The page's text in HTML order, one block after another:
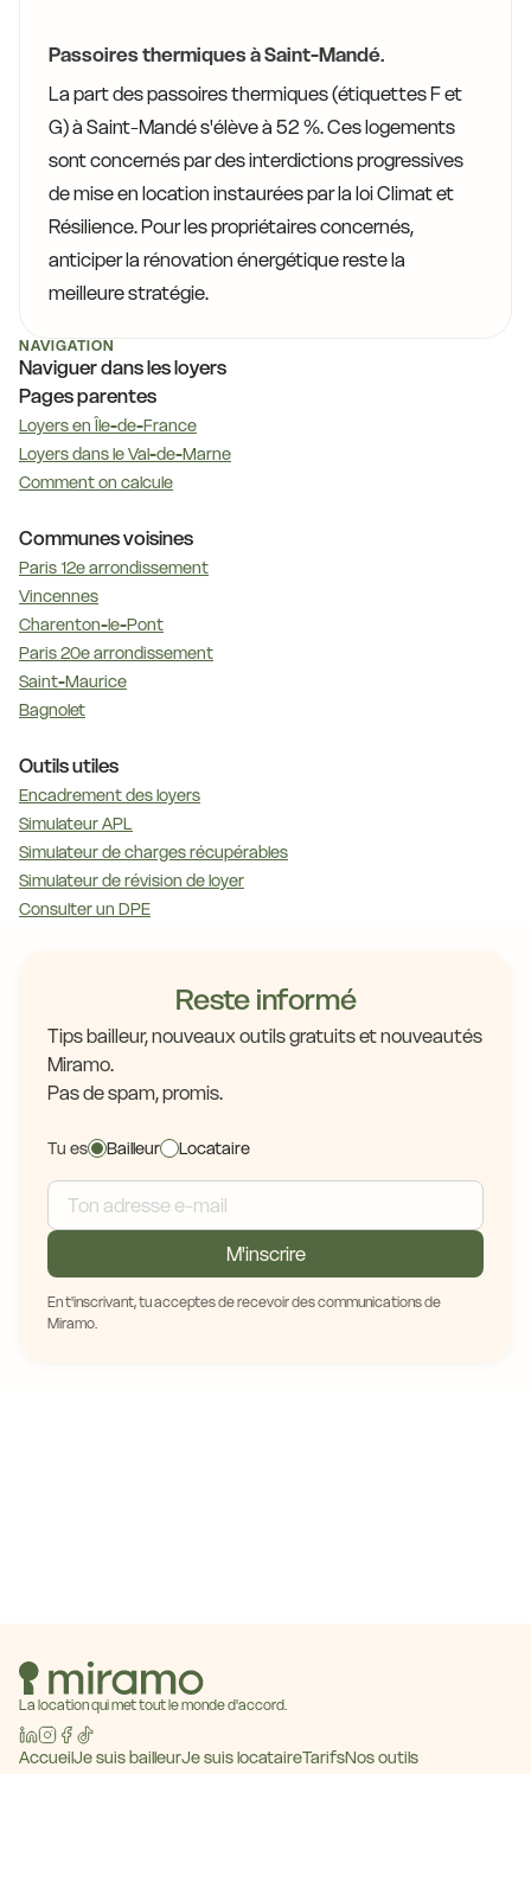
Passoires thermiques à Saint-Mandé.
La part des passoires thermiques (étiquettes F et
G) à Saint-Mandé s'élève à 52 %. Ces logements
sont concernés par des interdictions progressives
de mise en location instaurées par la loi Climat et
Résilience. Pour les propriétaires concernés,
anticiper la rénovation énergétique reste la
meilleure stratégie.
NAVIGATION
Naviguer dans les loyers
Pages parentes
Loyers en Île-de-France
Loyers dans le Val-de-Marne
Comment on calcule
Communes voisines
Paris 12e arrondissement
Vincennes
Charenton-le-Pont
Paris 20e arrondissement
Saint-Maurice
Bagnolet
Outils utiles
Encadrement des loyers
Simulateur APL
Simulateur de charges récupérables
Simulateur de révision de loyer
Consulter un DPE
Reste informé
Tips bailleur, nouveaux outils gratuits et nouveautés
Miramo.
Pas de spam, promis.
Tu es Bailleur Locataire
M'inscrire
En t'inscrivant, tu acceptes de recevoir des communications de
Miramo.
La location qui met tout le monde d'accord.
AccueilJe suis bailleurJe suis locataireTarifsNos outils